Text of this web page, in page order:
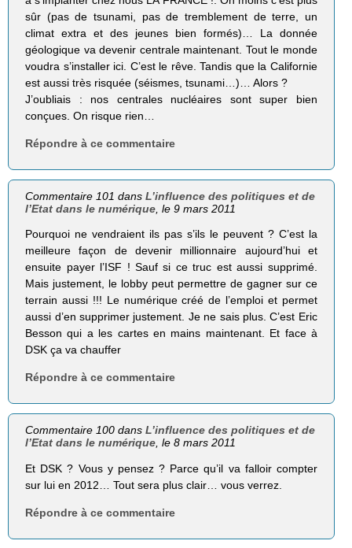
sûr (pas de tsunami, pas de tremblement de terre, un
climat extra et des jeunes bien formés)… La donnée
géologique va devenir centrale maintenant. Tout le monde
voudra s’installer ici. C’est le rêve. Tandis que la Californie
est aussi très risquée (séismes, tsunami…)… Alors ?
J’oubliais : nos centrales nucléaires sont super bien
conçues. On risque rien…
Répondre à ce commentaire
Commentaire 101 dansL’influence des politiques et de
l’Etat dans le numérique, le 9 mars 2011
Pourquoi ne vendraient ils pas s’ils le peuvent ? C’est la
meilleure façon de devenir millionnaire aujourd’hui et
ensuite payer l’ISF ! Sauf si ce truc est aussi supprimé.
Mais justement, le lobby peut permettre de gagner sur ce
terrain aussi !!! Le numérique créé de l’emploi et permet
aussi d’en supprimer justement. Je ne sais plus. C’est Eric
Besson qui a les cartes en mains maintenant. Et face à
DSK ça va chauffer
Répondre à ce commentaire
Commentaire 100 dansL’influence des politiques et de
l’Etat dans le numérique, le 8 mars 2011
Et DSK ? Vous y pensez ? Parce qu’il va falloir compter
sur lui en 2012… Tout sera plus clair… vous verrez.
Répondre à ce commentaire